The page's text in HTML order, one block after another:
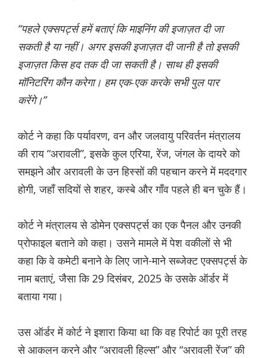
“पहले एक्सपर्ट्स हमें बताएं कि माइनिंग की इजाज़त दी जा
सकती है या नहीं। अगर इसकी इजाज़त दी जानी है तो इसकी
इजाज़त किस हद तक दी जा सकती है। साथ ही इसकी
मॉनिटरिंग कौन करेगा। हम एक-एक करके सभी पुल पार
करेंगे।”
कोर्ट ने कहा कि पर्यावरण, वन और जलवायु परिवर्तन मंत्रालय
की राय “अरावली”, इसके कुल एरिया, रेंज, जंगल के दायरे को
समझने और अरावली के उन हिस्सों की पहचान करने में मददगार
होगी, जहाँ सदियों से शहर, कस्बे और गाँव पहले ही बन चुके हैं।
कोर्ट ने मंत्रालय से डोमेन एक्सपर्ट्स का एक पैनल और उनकी
प्रोफाइल बताने को कहा। उसने मामले में पेश वकीलों से भी
कहा कि वे कमेटी बनाने के लिए जाने-माने सब्जेक्ट एक्सपर्ट्स के
नाम बताएं, जैसा कि 29 दिसंबर, 2025 के उसके ऑर्डर में
बताया गया।
उस ऑर्डर में कोर्ट ने इशारा किया था कि वह रिपोर्ट का पूरी तरह
से आकलन करने और “अरावली हिल्स” और “अरावली रेंज” की